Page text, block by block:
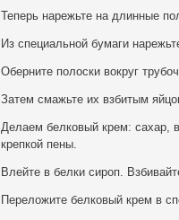
Теперь нарежьте на длинные
Из специальной бумаги
Оберните полоски вокруг
Затем смажьте их взбитым
Делаем белковый крем: сахар,
крепкой пены.
Влейте в белки сироп.
Переложите белковый крем в